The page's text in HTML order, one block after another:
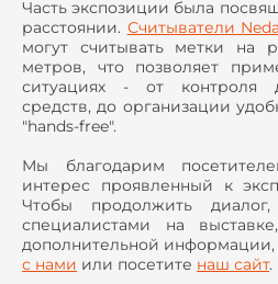
Часть экспозиции была
расстоянии. Считыватели
могут считывать метки на
метров, что позволяет
ситуациях - от контроля
средств, до организации
"hands-free".
Мы благодарим
интерес проявленный к
Чтобы продолжить
специалистами на
дополнительной информации,
с нами или посетите наш сайт.